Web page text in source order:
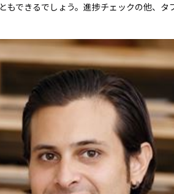
関
その他AV機
事例：サービ
できるでしょう。進捗チェックの他、タ